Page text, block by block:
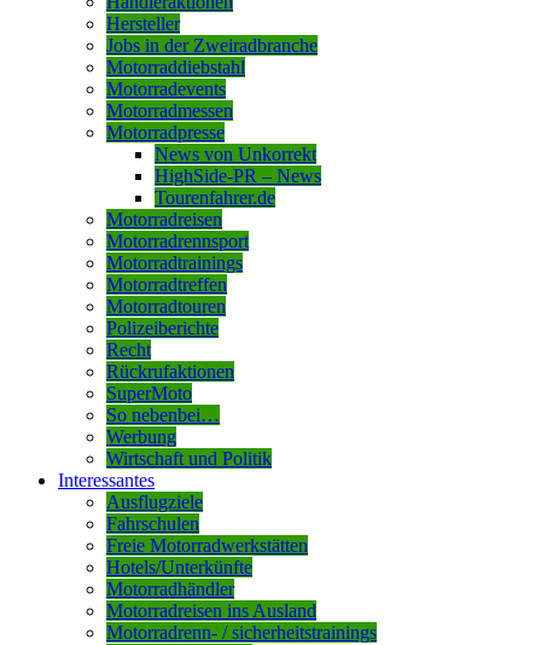
Hersteller
Jobs in der Zweiradbranche
Motorraddiebstahl
Motorradevents
Motorradmessen
Motorradpresse
News von Unkorrekt
HighSide-PR – News
Tourenfahrer.de
Motorradreisen
Motorradrennsport
Motorradtrainings
Motorradtreffen
Motorradtouren
Polizeiberichte
Recht
Rückrufaktionen
SuperMoto
So nebenbei…
Werbung
Wirtschaft und Politik
Interessantes
Ausflugziele
Fahrschulen
Freie Motorradwerkstätten
Hotels/Unterkünfte
Motorradhändler
Motorradreisen ins Ausland
Motorradrenn- / sicherheitstrainings